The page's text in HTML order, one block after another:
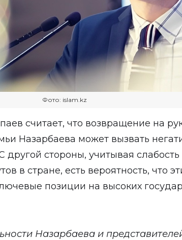
Фото: islam.kz
считает, что возвращение на
Назарбаева может вызвать
другой стороны, учитывая слабость
в стране, есть вероятность, что
позиции на высоких
Назарбаева и